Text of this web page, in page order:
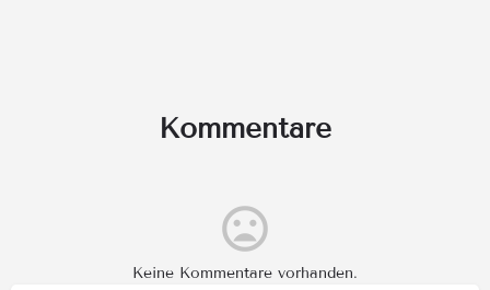
Kommentare
Keine Kommentare vorhanden.